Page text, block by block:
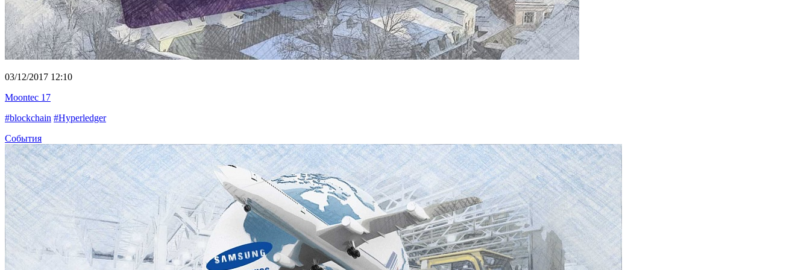
03/12/2017 12:10
Moontec 17
#blockchain #Hyperledger
События